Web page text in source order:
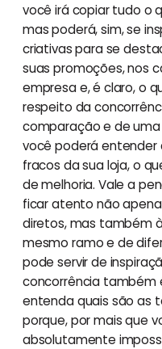
você irá copiar tudo o
mas poderá, sim, se
criativas para se
suas promoções, nos
empresa e, é claro, o
respeito da
comparação e de
você poderá entender
fracos da sua loja, o
de melhoria. Vale a
ficar atento não
diretos, mas também
mesmo ramo e de
pode servir de
concorrência também
entenda quais são as
porque, por mais que
absolutamente